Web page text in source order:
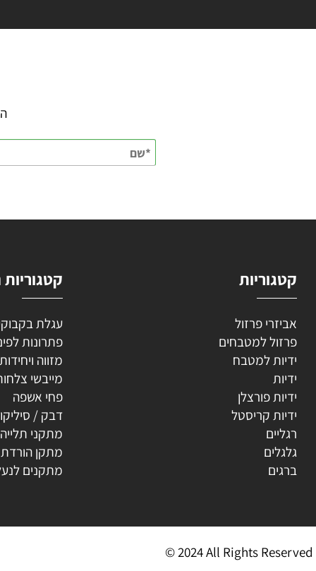
פרזול
למטבחים
למטבח
קטגוריות
עגלת בקבוקים
פתרונות לפינה
מזווה ויחידות
מייבשי צלחות
מתקני תלייה